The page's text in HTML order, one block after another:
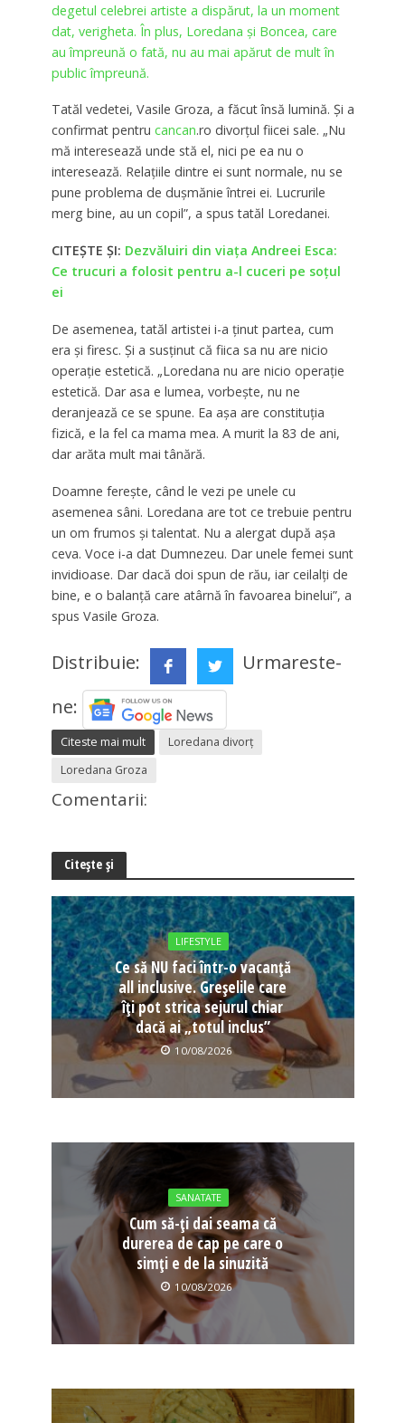
degetul celebrei artiste a dispărut, la un moment
dat, verigheta. În plus, Loredana și Boncea, care
au împreună o fată, nu au mai apărut de mult în
public împreună.
Tatăl vedetei, Vasile Groza, a făcut însă lumină. Și a
confirmat pentru cancan.ro divorțul fiicei sale. „Nu
mă interesează unde stă el, nici pe ea nu o
interesează. Relațiile dintre ei sunt normale, nu se
pune problema de dușmănie întrei ei. Lucrurile
merg bine, au un copil”, a spus tatăl Loredanei.
CITEȘTE ȘI: Dezvăluiri din viaţa Andreei Esca:
Ce trucuri a folosit pentru a-l cuceri pe soţul
ei
De asemenea, tatăl artistei i-a ținut partea, cum
era și firesc. Și a susținut că fiica sa nu are nicio
operație estetică. „Loredana nu are nicio operație
estetică. Dar asa e lumea, vorbește, nu ne
deranjează ce se spune. Ea așa are constituția
fizică, e la fel ca mama mea. A murit la 83 de ani,
dar arăta mult mai tânără.
Doamne ferește, când le vezi pe unele cu
asemenea sâni. Loredana are tot ce trebuie pentru
un om frumos și talentat. Nu a alergat după așa
ceva. Voce i-a dat Dumnezeu. Dar unele femei sunt
invidioase. Dar dacă doi spun de rău, iar ceilalți de
bine, e o balanță care atârnă în favoarea binelui”, a
spus Vasile Groza.
Distribuie:
Urmareste-
ne:
Citeste mai mult
Loredana divorț
Loredana Groza
Comentarii:
Citește și
LIFESTYLE
Ce să NU faci într-o vacanță
all inclusive. Greșelile care
îți pot strica sejurul chiar
dacă ai „totul inclus”
10/08/2026
SANATATE
Cum să-ți dai seama că
durerea de cap pe care o
simți e de la sinuzită
10/08/2026